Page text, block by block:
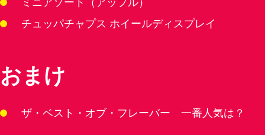
ミニアソート（アップル）
チュッパチャプス ホイールディスプレイ
おまけ
ザ・ベスト・オブ・フレーバー 一番人気は？